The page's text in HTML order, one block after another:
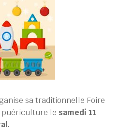
sa traditionnelle Foire
puériculture le samedi 11